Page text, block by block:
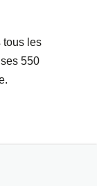
tous les
550